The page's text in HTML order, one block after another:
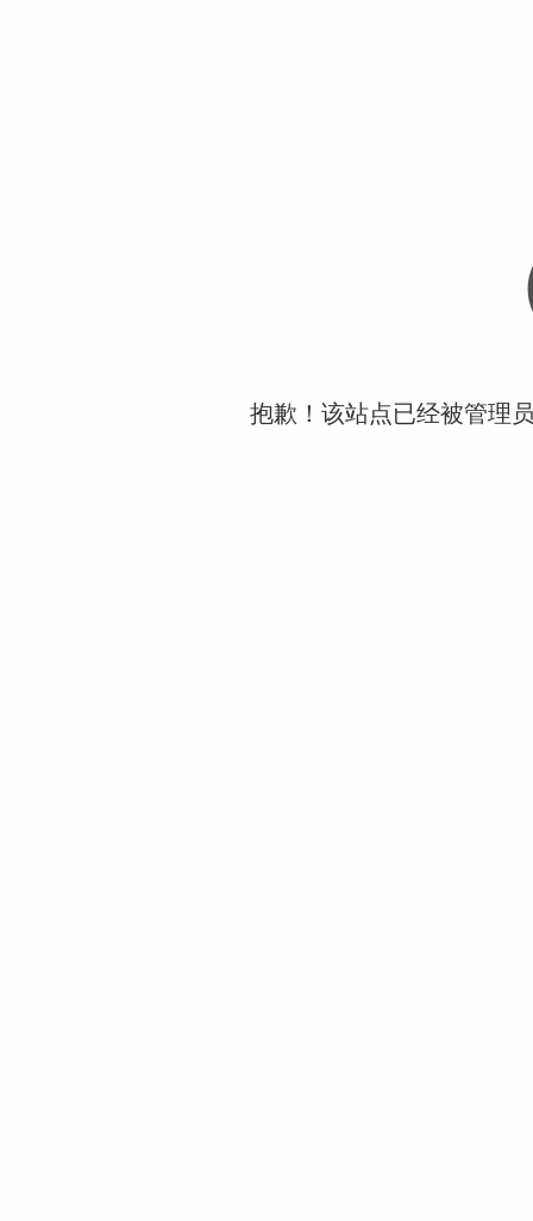
抱歉！该站点已经被管理